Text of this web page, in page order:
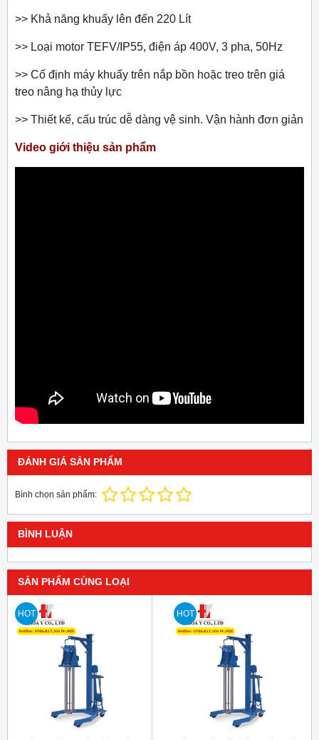
>> Khả năng khuấy lên đến 220 Lít
>> Loại motor TEFV/IP55, điện áp 400V, 3 pha, 50Hz
>> Cố định máy khuấy trên nắp bồn hoặc treo trên giá
treo nâng hạ thủy lực
>> Thiết kế, cấu trúc dễ dàng vệ sinh. Vận hành đơn giản
Video giới thiệu sản phẩm
ĐÁNH GIÁ SẢN PHẨM
Bình chọn sản phẩm:
BÌNH LUẬN
SẢN PHẨM CÙNG LOẠI
HOT HOT